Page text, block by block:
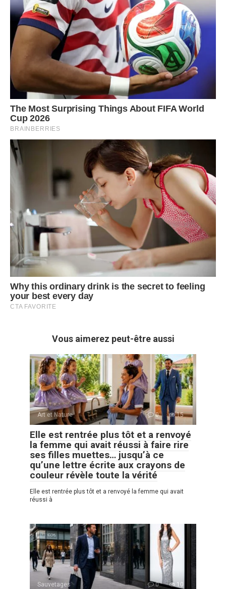
Vous aimerez peut-être aussi
Art et Nature 0 15
Elle est rentrée plus tôt et a renvoyé
la femme qui avait réussi à faire rire
ses filles muettes… jusqu’à ce
qu’une lettre écrite aux crayons de
couleur révèle toute la vérité
Elle est rentrée plus tôt et a renvoyé la femme qui avait
réussi à
Sauvetages 0 10